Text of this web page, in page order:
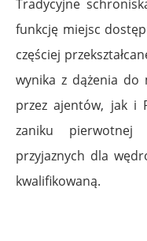
Tradycyjne
funkcję miejsc
częściej
wynika z dążenia do
przez ajentów, jak i
zaniku
przyjaznych dla
kwalifikowaną.